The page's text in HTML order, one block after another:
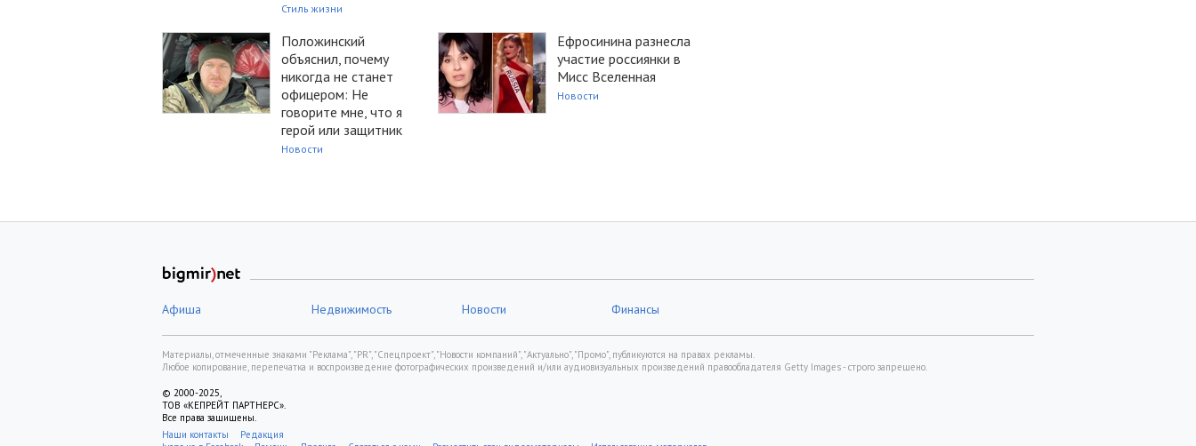
Стиль жизни
Положинский
объяснил, почему
никогда не станет
офицером: Не
говорите мне, что я
герой или защитник
Новости
Ефросинина разнесла
участие россиянки в
Мисс Вселенная
Новости
Афиша Недвижимость Новости Финансы
Материалы, отмеченные знаками "Реклама", "PR", "Спецпроект", "Новости компаний", "Актуально", "Промо", публикуются на правах рекламы.
Любое копирование, перепечатка и воспроизведение фотографических произведений и/или аудиовизуальных произведений правообладателя Getty Images - строго запрещено.
© 2000-2025,
ТОВ «КЕПРЕЙТ ПАРТНЕРС».
Все права защищены.
Наши контакты
Редакция